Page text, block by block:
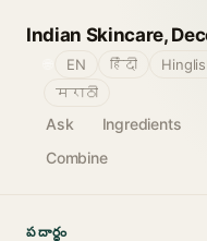
Indian Skincare,
Ask Ingredients
Combine
EN हिंदी
मराठी
పదార్థం